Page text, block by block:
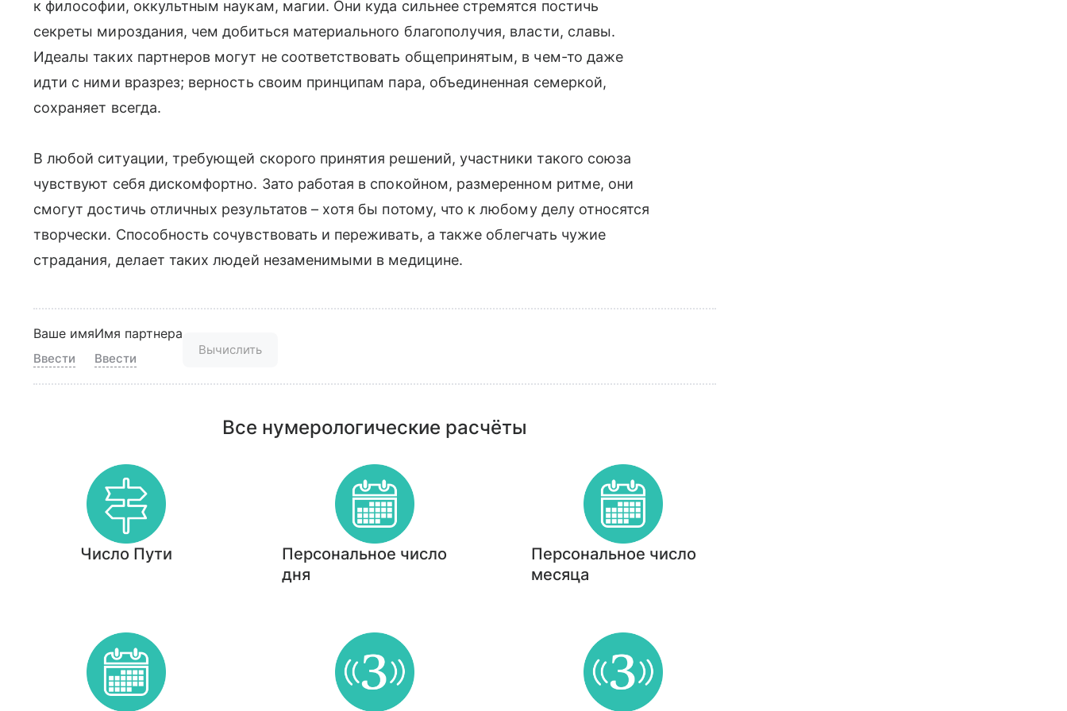
к философии, оккультным наукам, магии. Они куда сильнее стремятся постичь
секреты мироздания, чем добиться материального благополучия, власти, славы.
Идеалы таких партнеров могут не соответствовать общепринятым, в чем-то даже
идти с ними вразрез; верность своим принципам пара, объединенная семеркой,
сохраняет всегда.
В любой ситуации, требующей скорого принятия решений, участники такого союза
чувствуют себя дискомфортно. Зато работая в спокойном, размеренном ритме, они
смогут достичь отличных результатов – хотя бы потому, что к любому делу относятся
творчески. Способность сочувствовать и переживать, а также облегчать чужие
страдания, делает таких людей незаменимыми в медицине.
Ваше имя
Ввести
Имя партнера
Ввести
Вычислить
Все нумерологические расчёты
Число Пути
Персональное число
дня
Персональное число
месяца